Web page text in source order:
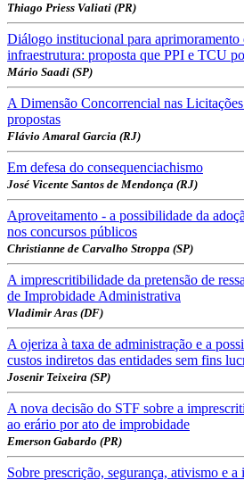
Thiago Priess Valiati (PR)
Diálogo institucional para aprimoramento
infraestrutura: proposta que PPI e TCU
Mário Saadi (SP)
A Dimensão Concorrencial nas
propostas
Flávio Amaral Garcia (RJ)
Em defesa do consequenciachismo
José Vicente Santos de Mendonça (RJ)
Aproveitamento - a possibilidade da
nos concursos públicos
Christianne de Carvalho Stroppa (SP)
A imprescritibilidade da pretensão de
de Improbidade Administrativa
Vladimir Aras (DF)
A ojeriza à taxa de administração e a
custos indiretos das entidades sem fins
Josenir Teixeira (SP)
A nova decisão do STF sobre a
ao erário por ato de improbidade
Emerson Gabardo (PR)
Sobre prescrição, segurança, ativismo e